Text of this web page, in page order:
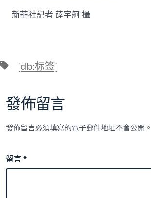
新華社記者 薛宇舸 攝
標 [db:标签]
發佈留言
發佈留言必須填寫的電子郵件地址不會公開。
留言*